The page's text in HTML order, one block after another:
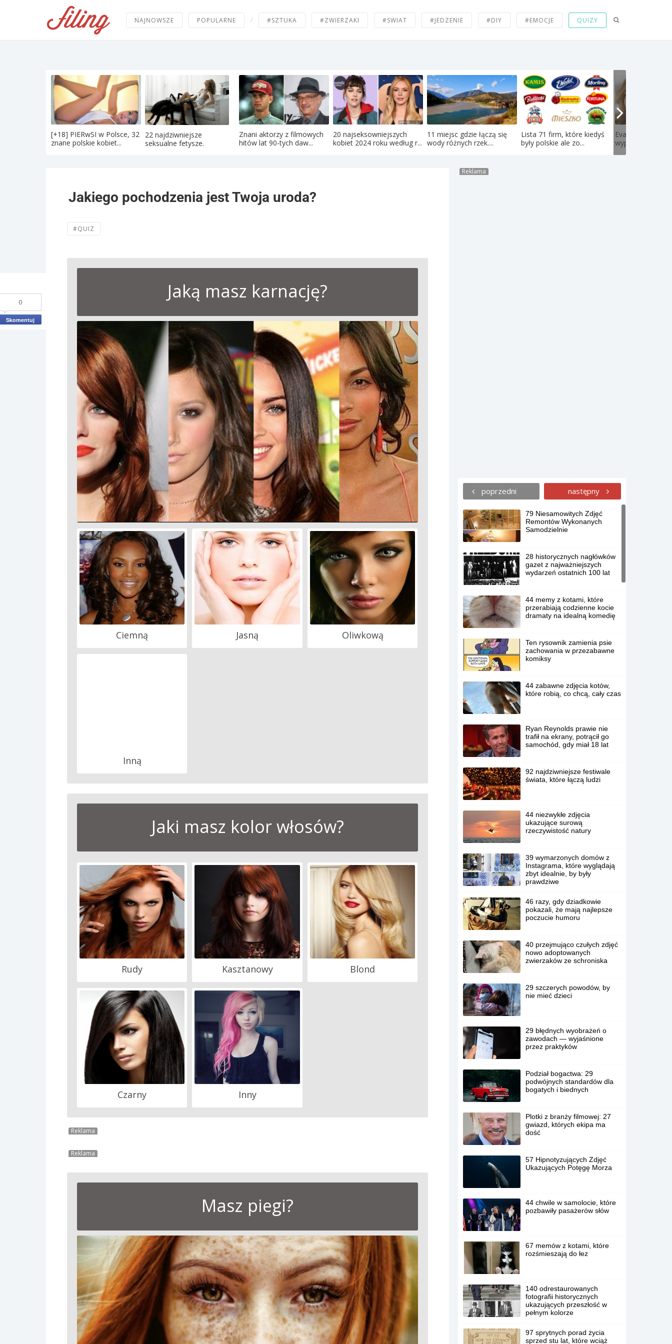
NAJNOWSZE POPULARNE / #SZTUKA #ZWIERZAKI #SWIAT #JEDZENIE #DIY #EMOCJE QUIZY
[+18] PIERwSI w Polsce, 32
znane polskie kobiet...
22 najdziwniejsze
seksualne fetysze.
Znani aktorzy z filmowych
hitów lat 90-tych daw...
20 najseksowniejszych
kobiet 2024 roku według r...
11 miejsc gdzie łączą się
wody różnych rzek....
Lista 71 firm, które kiedyś
były polskie ale zo...
Eva Mendes
wypełniaczy,
Jakiego pochodzenia jest Twoja uroda?
#QUIZ
0
Skomentuj
Jaką masz karnację?
Ciemną Jasną Oliwkową
Inną
Jaki masz kolor włosów?
Rudy Kasztanowy Blond
Czarny Inny
Reklama
Reklama
Masz piegi?
Reklama
poprzedni następny
79 Niesamowitych Zdjęć
Remontów Wykonanych
Samodzielnie
28 historycznych nagłówków
gazet z najważniejszych
wydarzeń ostatnich 100 lat
44 memy z kotami, które
przerabiają codzienne kocie
dramaty na idealną komedię
Ten rysownik zamienia psie
zachowania w przezabawne
komiksy
44 zabawne zdjęcia kotów,
które robią, co chcą, cały czas
Ryan Reynolds prawie nie
trafił na ekrany, potrącił go
samochód, gdy miał 18 lat
92 najdziwniejsze festiwale
świata, które łączą ludzi
44 niezwykłe zdjęcia
ukazujące surową
rzeczywistość natury
39 wymarzonych domów z
Instagrama, które wyglądają
zbyt idealnie, by były
prawdziwe
46 razy, gdy dziadkowie
pokazali, że mają najlepsze
poczucie humoru
40 przejmująco czułych zdjęć
nowo adoptowanych
zwierzaków ze schroniska
29 szczerych powodów, by
nie mieć dzieci
29 błędnych wyobrażeń o
zawodach — wyjaśnione
przez praktyków
Podział bogactwa: 29
podwójnych standardów dla
bogatych i biednych
Plotki z branży filmowej: 27
gwiazd, których ekipa ma
dość
57 Hipnotyzujących Zdjęć
Ukazujących Potęgę Morza
44 chwile w samolocie, które
pozbawiły pasażerów słów
67 memów z kotami, które
rozśmieszają do łez
140 odrestaurowanych
fotografii historycznych
ukazujących przeszłość w
pełnym kolorze
97 sprytnych porad życia
sprzed stu lat, które wciąż